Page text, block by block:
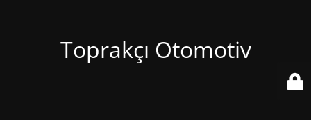
Toprakçı Otomotiv